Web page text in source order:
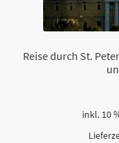
Reise durch St.
inkl. 10